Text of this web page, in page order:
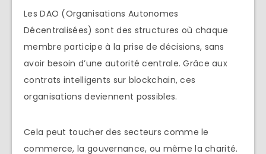
Les DAO (Organisations Autonomes
Décentralisées) sont des structures où chaque
membre participe à la prise de décisions, sans
avoir besoin d’une autorité centrale. Grâce aux
contrats intelligents sur blockchain, ces
organisations deviennent possibles.
Cela peut toucher des secteurs comme le
commerce, la gouvernance, ou même la charité.